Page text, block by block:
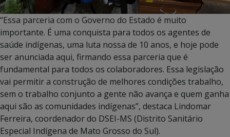
“Essa parceria com o Governo do Estado é muito
importante. É uma conquista para todos os agentes de
saúde indígenas, uma luta nossa de 10 anos, e hoje pode
ser anunciada aqui, firmando essa parceria que é
fundamental para todos os colaboradores. Essa legislação
vai permitir a construção de melhores condições trabalho,
sem o trabalho conjunto a gente não avança e quem ganha
aqui são as comunidades indígenas”, destaca Lindomar
Ferreira, coordenador do DSEI-MS (Distrito Sanitário
Especial Indígena de Mato Grosso do Sul).